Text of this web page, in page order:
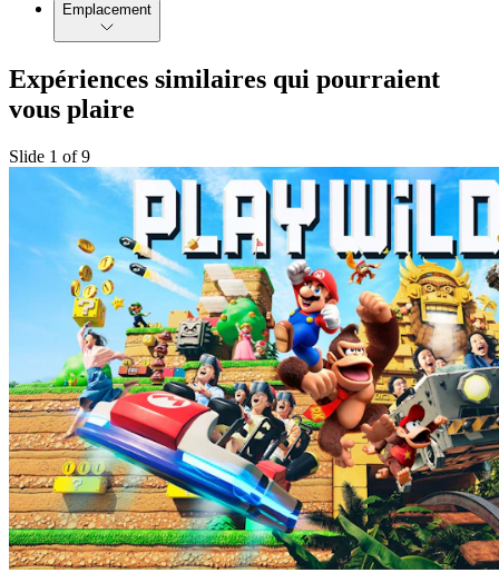
Emplacement
Expériences similaires qui pourraient
vous plaire
Slide 1 of 9